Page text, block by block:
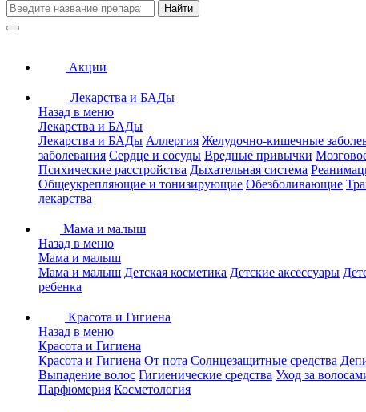
Найти
Акции
Лекарства и БАДы
Назад в меню
Лекарства и БАДы
Лекарства и БАДы Аллергия Желудочно-кишечные
заболевания Сердце и сосуды Вредные привычки
Психические расстройства Дыхательная система
Общеукрепляющие и тонизирующие Обезболивающие
лекарства
Мама и малыш
Назад в меню
Мама и малыш
Мама и малыш Детская косметика Детские аксессуары
ребенка
Красота и Гигиена
Назад в меню
Красота и Гигиена
Красота и Гигиена От пота Солнцезащитные средства
Выпадение волос Гигиенические средства Уход за
Парфюмерия Косметология